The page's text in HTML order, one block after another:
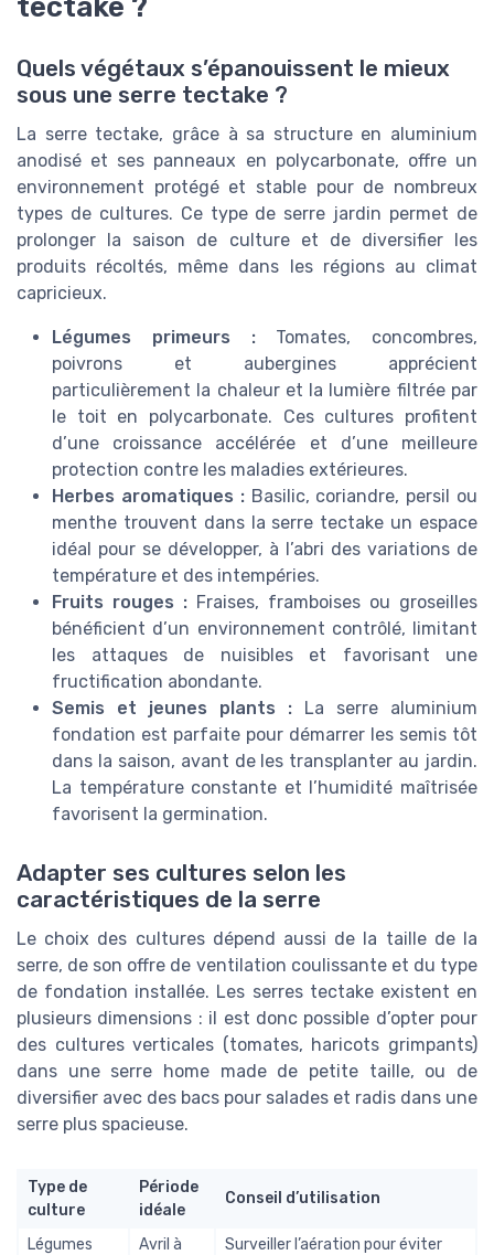
Quels végétaux s’épanouissent le mieux
sous une serre tectake ?
La serre tectake, grâce à sa structure en aluminium
anodisé et ses panneaux en polycarbonate, offre un
environnement protégé et stable pour de nombreux
types de cultures. Ce type de serre jardin permet de
prolonger la saison de culture et de diversifier les
produits récoltés, même dans les régions au climat
capricieux.
Légumes primeurs :Tomates, concombres,
poivrons et aubergines apprécient
particulièrement la chaleur et la lumière filtrée par
le toit en polycarbonate. Ces cultures profitent
d’une croissance accélérée et d’une meilleure
protection contre les maladies extérieures.
Herbes aromatiques :Basilic, coriandre, persil ou
menthe trouvent dans la serre tectake un espace
idéal pour se développer, à l’abri des variations de
température et des intempéries.
Fruits rouges : Fraises, framboises ou groseilles
bénéficient d’un environnement contrôlé, limitant
les attaques de nuisibles et favorisant une
fructification abondante.
Semis et jeunes plants : La serre aluminium
fondation est parfaite pour démarrer les semis tôt
dans la saison, avant de les transplanter au jardin.
La température constante et l’humidité maîtrisée
favorisent la germination.
Adapter ses cultures selon les
caractéristiques de la serre
Le choix des cultures dépend aussi de la taille de la
serre, de son offre de ventilation coulissante et du type
de fondation installée. Les serres tectake existent en
plusieurs dimensions : il est donc possible d’opter pour
des cultures verticales (tomates, haricots grimpants)
dans une serre home made de petite taille, ou de
diversifier avec des bacs pour salades et radis dans une
serre plus spacieuse.
Type de
culture
Période
idéale
Conseil d’utilisation
Légumes
Avril à
Surveiller l’aération pour éviter